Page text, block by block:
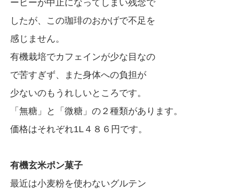
ーヒーが中止になってしまい残念で
したが、この珈琲のおかげで不足を
感じません。
有機栽培でカフェインが少な目なの
で苦すぎず、また身体への負担が
少ないのもうれしいところです。
「無糖」と「微糖」の２種類があります。
価格はそれぞれ1L４８６円です。
有機玄米ポン菓子
最近は小麦粉を使わないグルテン